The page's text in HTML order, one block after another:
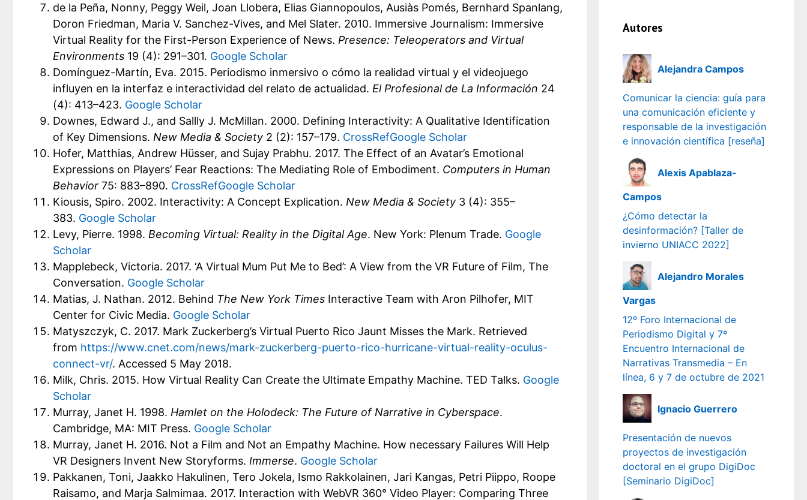
de la Peña, Nonny, Peggy Weil, Joan Llobera, Elias Giannopoulos, Ausiàs Pomés, Bernhard Spanlang,
Doron Friedman, Maria V. Sanchez-Vives, and Mel Slater. 2010. Immersive Journalism: Immersive
Virtual Reality for the First-Person Experience of News. Presence: Teleoperators and Virtual
Environments 19 (4): 291–301. Google Scholar
Domínguez-Martín, Eva. 2015. Periodismo inmersivo o cómo la realidad virtual y el videojuego
influyen en la interfaz e interactividad del relato de actualidad. El Profesional de La Información 24
(4): 413–423. Google Scholar
Downes, Edward J., and Sallly J. McMillan. 2000. Defining Interactivity: A Qualitative Identification
of Key Dimensions. New Media & Society 2 (2): 157–179. CrossRefGoogle Scholar
Hofer, Matthias, Andrew Hüsser, and Sujay Prabhu. 2017. The Effect of an Avatar’s Emotional
Expressions on Players’ Fear Reactions: The Mediating Role of Embodiment. Computers in Human
Behavior 75: 883–890. CrossRefGoogle Scholar
Kiousis, Spiro. 2002. Interactivity: A Concept Explication. New Media & Society 3 (4): 355–
383. Google Scholar
Levy, Pierre. 1998. Becoming Virtual: Reality in the Digital Age. New York: Plenum Trade. Google
Scholar
Mapplebeck, Victoria. 2017. ‘A Virtual Mum Put Me to Bed’: A View from the VR Future of Film, The
Conversation. Google Scholar
Matias, J. Nathan. 2012. Behind The New York Times Interactive Team with Aron Pilhofer, MIT
Center for Civic Media. Google Scholar
Matyszczyk, C. 2017. Mark Zuckerberg’s Virtual Puerto Rico Jaunt Misses the Mark. Retrieved
from https://www.cnet.com/news/mark-zuckerberg-puerto-rico-hurricane-virtual-reality-oculus-
connect-vr/. Accessed 5 May 2018.
Milk, Chris. 2015. How Virtual Reality Can Create the Ultimate Empathy Machine. TED Talks. Google
Scholar
Murray, Janet H. 1998. Hamlet on the Holodeck: The Future of Narrative in Cyberspace.
Cambridge, MA: MIT Press. Google Scholar
Murray, Janet H. 2016. Not a Film and Not an Empathy Machine. How necessary Failures Will Help
VR Designers Invent New Storyforms. Immerse. Google Scholar
Pakkanen, Toni, Jaakko Hakulinen, Tero Jokela, Ismo Rakkolainen, Jari Kangas, Petri Piippo, Roope
Raisamo, and Marja Salmimaa. 2017. Interaction with WebVR 360° Video Player: Comparing Three
Autores
Alejandra Campos
Comunicar la ciencia: guía para
una comunicación eficiente y
responsable de la investigación
e innovación científica [reseña]
Alexis Apablaza-
Campos
¿Cómo detectar la
desinformación? [Taller de
invierno UNIACC 2022]
Alejandro Morales
Vargas
12º Foro Internacional de
Periodismo Digital y 7º
Encuentro Internacional de
Narrativas Transmedia – En
línea, 6 y 7 de octubre de 2021
Ignacio Guerrero
Presentación de nuevos
proyectos de investigación
doctoral en el grupo DigiDoc
[Seminario DigiDoc]